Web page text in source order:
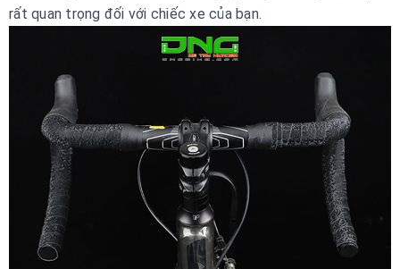
rất quan trọng đối với chiếc xe của bạn.